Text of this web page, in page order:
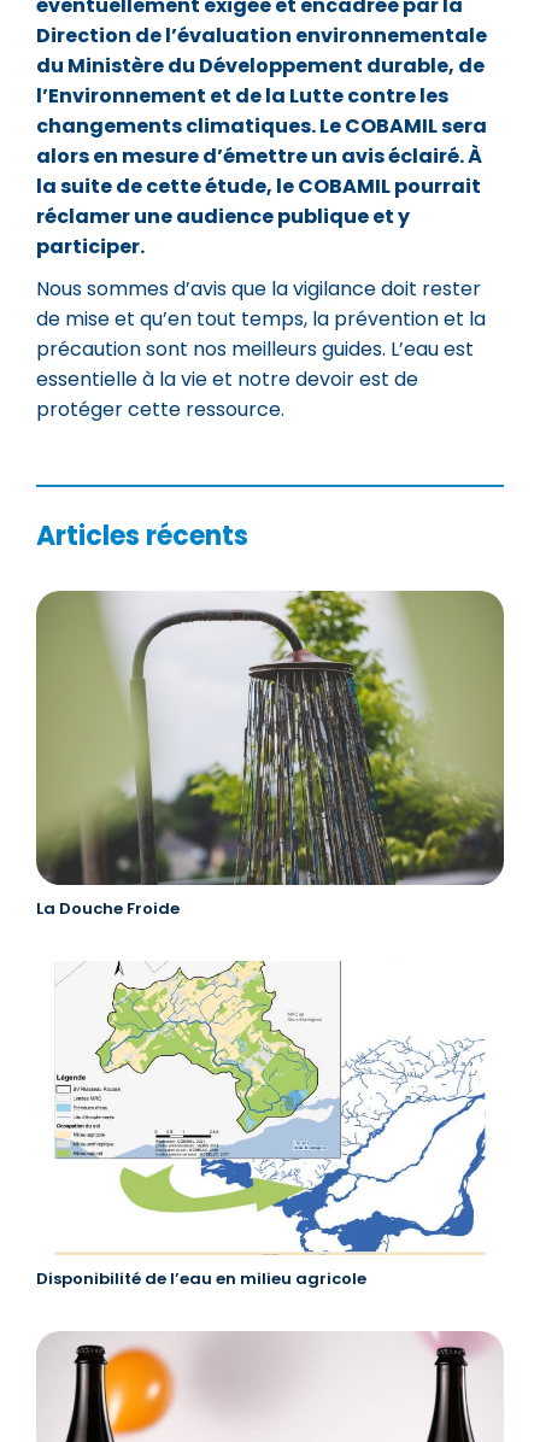
Direction de l’évaluation environnementale
du Ministère du Développement durable, de
l’Environnement et de la Lutte contre les
changements climatiques. Le COBAMIL sera
alors en mesure d’émettre un avis éclairé. À
la suite de cette étude, le COBAMIL pourrait
réclamer une audience publique et y
participer.
Nous sommes d’avis que la vigilance doit rester
de mise et qu’en tout temps, la prévention et la
précaution sont nos meilleurs guides. L’eau est
essentielle à la vie et notre devoir est de
protéger cette ressource.
Articles récents
La Douche Froide
Disponibilité de l’eau en milieu agricole